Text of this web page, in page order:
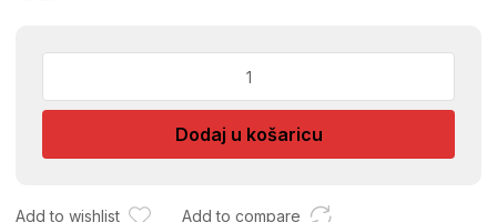
DIN7981
količina
Dodaj u košaricu
Add to wishlist Add to compare